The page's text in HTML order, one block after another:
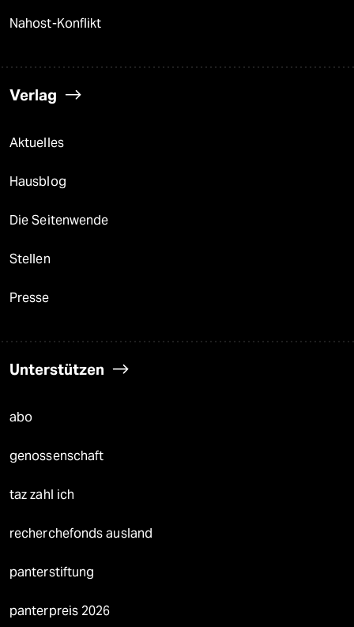
Nahost-Konflikt
Verlag
Aktuelles
Hausblog
Die Seitenwende
Stellen
Presse
Unterstützen
abo
genossenschaft
taz zahl ich
recherchefonds ausland
panterstiftung
panterpreis 2026